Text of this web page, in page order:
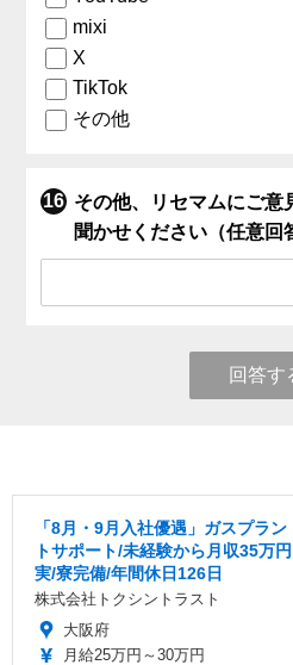
mixi
X
TikTok
その他
その他、リセマムにご意
聞かせください（任意回
回答す
「8月・9月入社優遇」ガスプラ
トサポート/未経験から月収35万
実/寮完備/年間休日126日
株式会社トクシントラスト
大阪府
月給25万円～30万円